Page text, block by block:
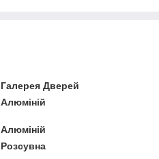
Галерея Дверей
Алюміній
Алюміній
Розсувна